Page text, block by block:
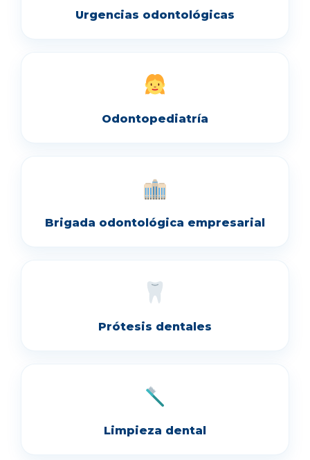
Urgencias odontológicas
Odontopediatría
Brigada odontológica empresarial
Prótesis dentales
Limpieza dental